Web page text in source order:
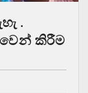
.
වෙන් කිරීම